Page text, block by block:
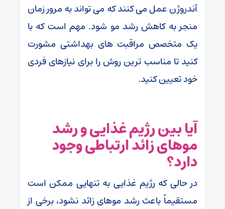
آندروژن عمل می کنند که می تواند به مرور زمان
منجر به کاهش رشد مو شود. مهم است که با
یک متخصص مراقبت های بهداشتی مشورت
کنید تا مناسب ترین روش را برای نیازهای فردی
خود تعیین کنید.
آیا بین رژیم غذایی و رشد
موهای زائد ارتباطی وجود
دارد؟
در حالی که رژیم غذایی به تنهایی ممکن است
مستقیماً باعث رشد موهای زائد نشود، برخی از